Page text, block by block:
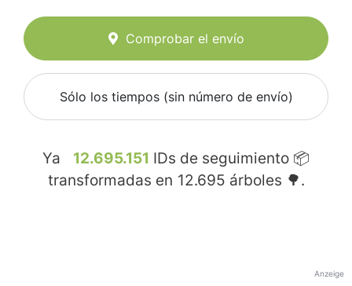
Comprobar el envío
Sólo los tiempos (sin número de envío)
Ya 12.695.151 IDs de seguimiento 📦
transformadas en 12.695 árboles 🌳.
Anzeige